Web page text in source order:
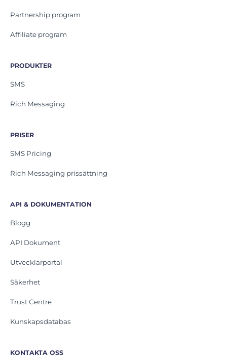
Partnership program
Affiliate program
PRODUKTER
SMS
Rich Messaging
PRISER
SMS Pricing
Rich Messaging prissättning
API & DOKUMENTATION
Blogg
API Dokument
Utvecklarportal
Säkerhet
Trust Centre
Kunskapsdatabas
KONTAKTA OSS